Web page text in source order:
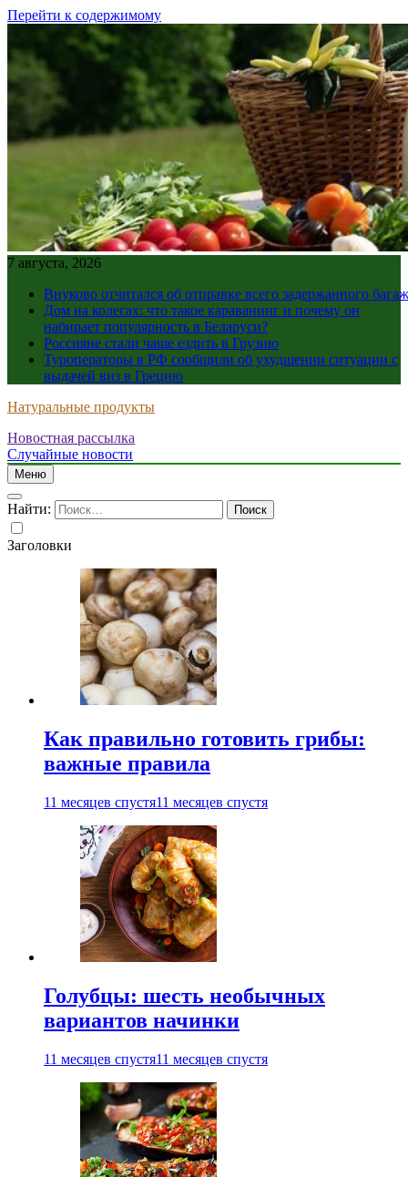
Перейти к содержимому
7 августа, 2026
Внуково отчитался об отправке всего задержанного
Дом на колесах: что такое караванинг и почему он
набирает популярность в Беларуси?
Россияне стали чаще ездить в Грузию
Туроператоры в РФ сообщили об ухудшении ситуации с
выдачей виз в Грецию
Натуральные продукты
Новостная рассылка
Случайные новости
Меню
Найти:
Заголовки
Как правильно готовить грибы:
важные правила
11 месяцев спустя11 месяцев спустя
Голубцы: шесть необычных
вариантов начинки
11 месяцев спустя11 месяцев спустя